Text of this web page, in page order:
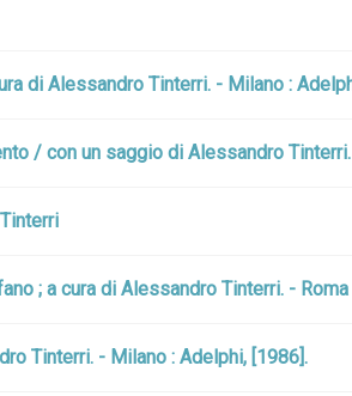
di Alessandro Tinterri. - Milano :
/ con un saggio di Alessandro
; a cura di Alessandro Tinterri. - Roma
Tinterri. - Milano : Adelphi, [1986].